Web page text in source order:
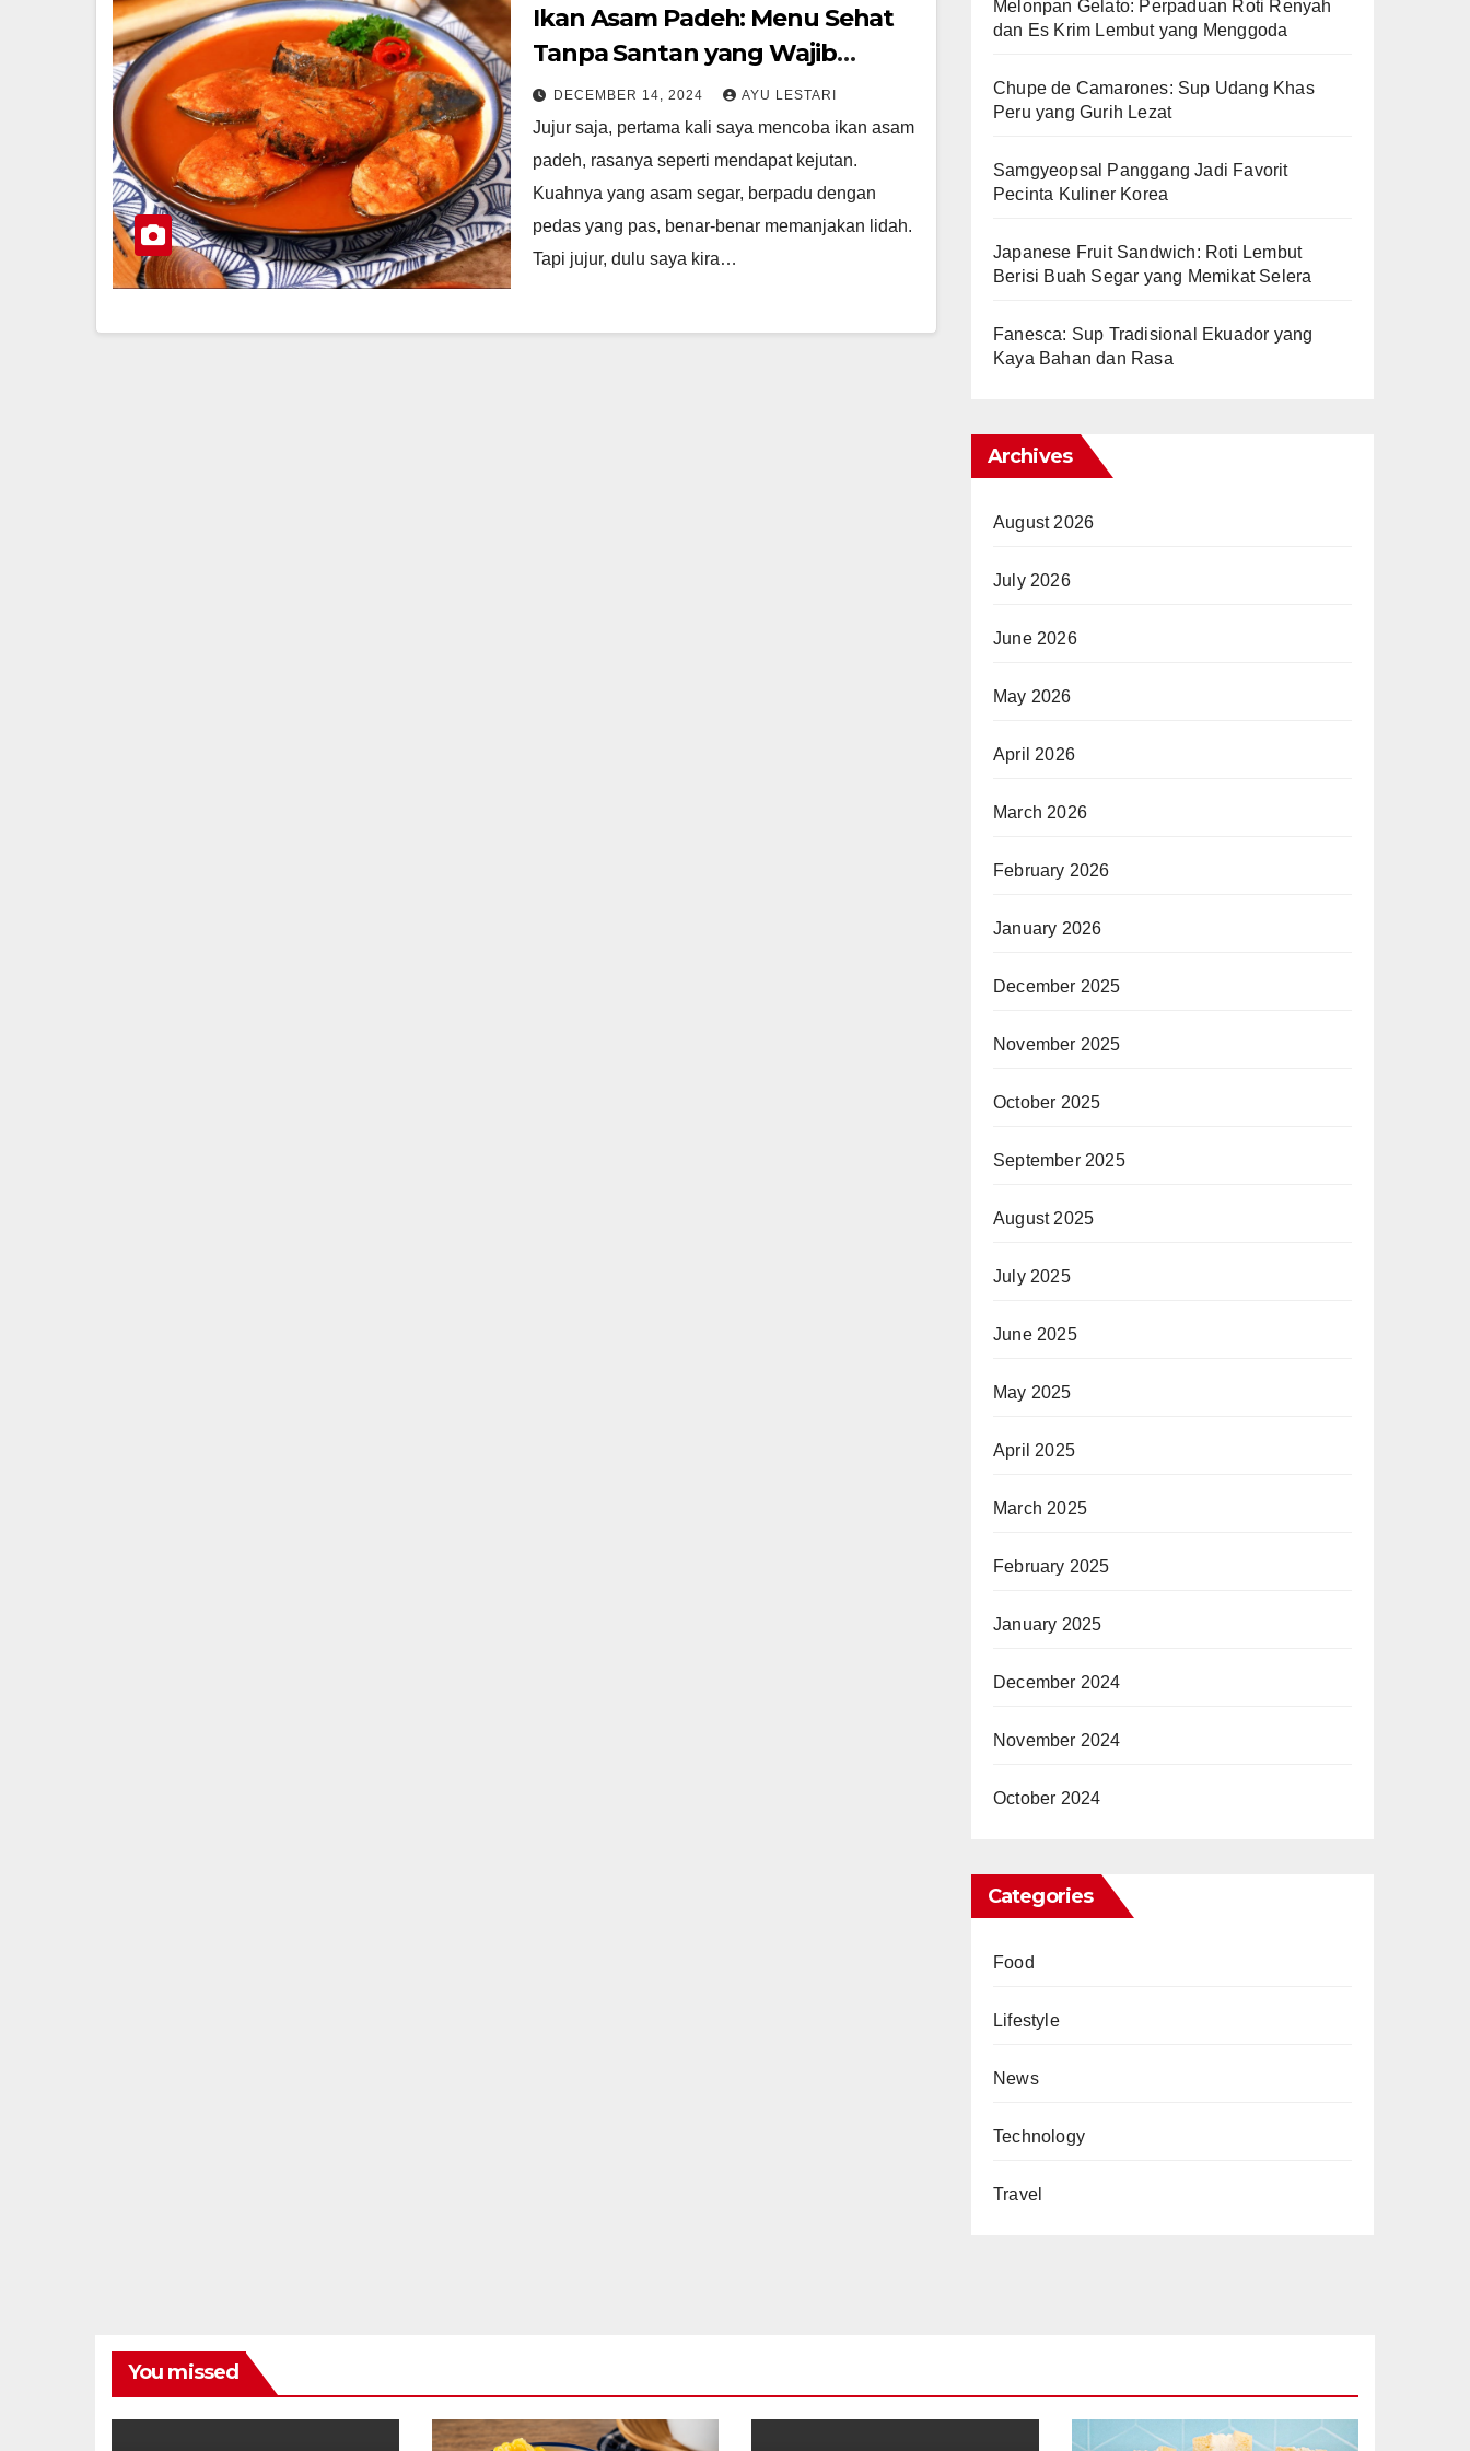
Ikan Asam Padeh: Menu Sehat
Tanpa Santan yang Wajib
Dicoba
DECEMBER 14, 2024 AYU LESTARI
Jujur saja, pertama kali saya mencoba ikan asam
padeh, rasanya seperti mendapat kejutan.
Kuahnya yang asam segar, berpadu dengan
pedas yang pas, benar-benar memanjakan lidah.
Tapi jujur, dulu saya kira…
Melonpan Gelato: Perpaduan Roti Renyah
dan Es Krim Lembut yang Menggoda
Chupe de Camarones: Sup Udang Khas
Peru yang Gurih Lezat
Samgyeopsal Panggang Jadi Favorit
Pecinta Kuliner Korea
Japanese Fruit Sandwich: Roti Lembut
Berisi Buah Segar yang Memikat Selera
Fanesca: Sup Tradisional Ekuador yang
Kaya Bahan dan Rasa
Archives
August 2026
July 2026
June 2026
May 2026
April 2026
March 2026
February 2026
January 2026
December 2025
November 2025
October 2025
September 2025
August 2025
July 2025
June 2025
May 2025
April 2025
March 2025
February 2025
January 2025
December 2024
November 2024
October 2024
Categories
Food
Lifestyle
News
Technology
Travel
You missed